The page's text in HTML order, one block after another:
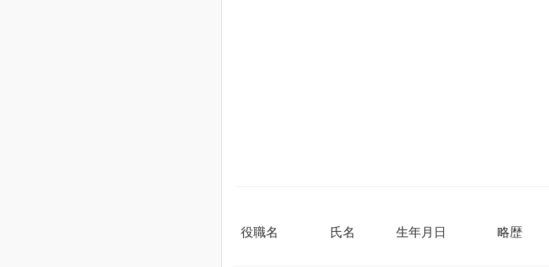
役職名 氏名 生年月日 略歴